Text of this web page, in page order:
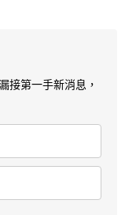
接第一手新消息，